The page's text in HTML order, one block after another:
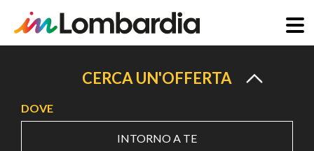
principale
CERCA UN'OFFERTA
DOVE
INTORNO A TE